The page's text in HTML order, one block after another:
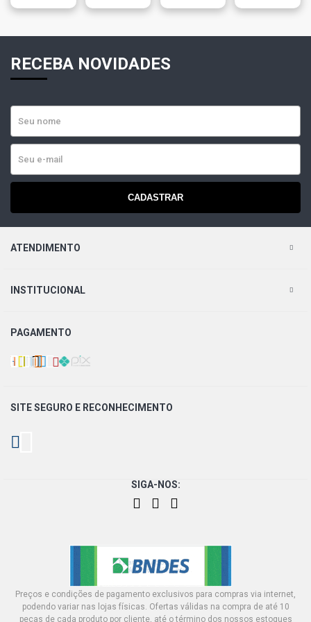
700Mm 28
RECEBA NOVIDADES
CADASTRAR
ATENDIMENTO
INSTITUCIONAL
PAGAMENTO
SITE SEGURO E RECONHECIMENTO
SIGA-NOS:
Preços e condições de pagamento exclusivos para compras via internet,
podendo variar nas lojas físicas. Ofertas válidas na compra de até 10
peças de cada produto por cliente, até o término dos nossos estoques